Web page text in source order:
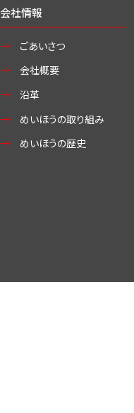
会社情報
ごあいさつ
会社概要
沿革
めいほうの取り組み
めいほうの歴史